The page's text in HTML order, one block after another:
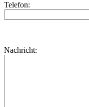
Telefon:
dieses
lasse
Nachricht: